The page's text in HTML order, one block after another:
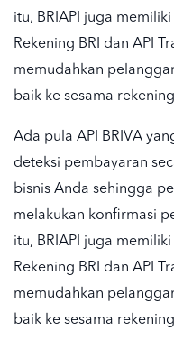
itu, BRIAPI juga
Rekening BRI dan API
memudahkan
baik ke sesama
Ada pula API BRIVA
deteksi pembayaran
bisnis Anda sehingga
melakukan konfirmasi
itu, BRIAPI juga
Rekening BRI dan API
memudahkan
baik ke sesama